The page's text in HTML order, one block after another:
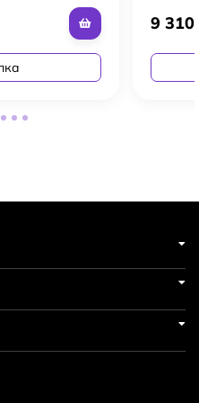
9 310